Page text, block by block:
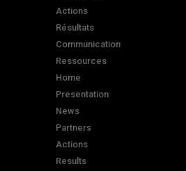
Actions
Résultats
Communication
Ressources
Home
Presentation
News
Partners
Actions
Results